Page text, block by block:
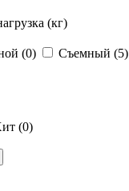
(кг)
(0) Съемный (5)
(0)